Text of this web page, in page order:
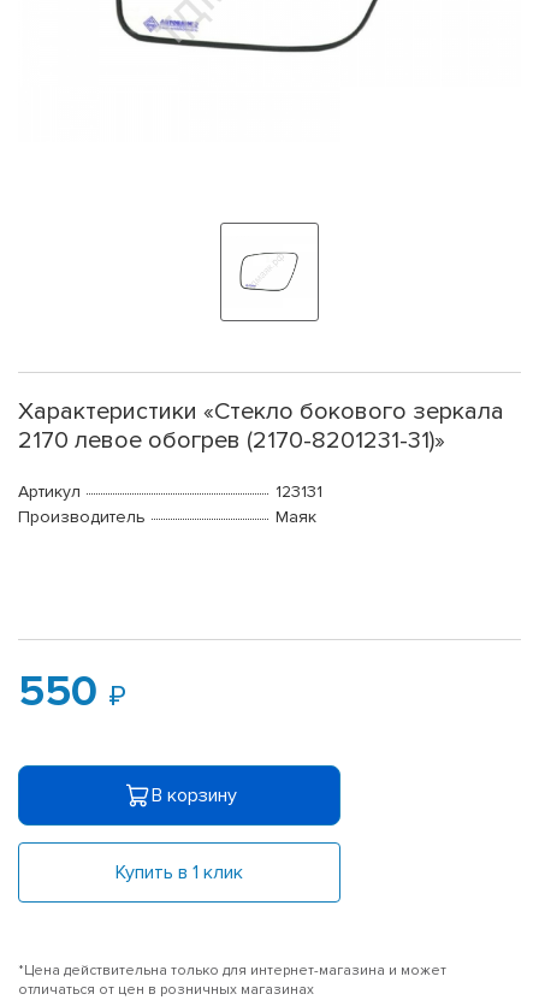
Характеристики «Стекло бокового зеркала
2170 левое обогрев (2170-8201231-31)»
Артикул
123131
Производитель
Маяк
550
В корзину
Купить в 1 клик
*Цена действительна только для интернет-магазина и может
отличаться от цен в розничных магазинах